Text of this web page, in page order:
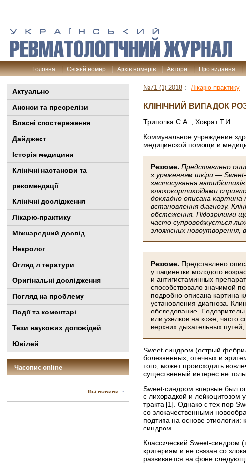
Головна Свіжий номер Архів номерів Автори Про видання
Актуально
Анонси та пресрелізи
Власні спостереження
Дайджест
Історія медицини
Клінiчні настанови та
рекомендації
Клінічні дослідження
Лікарю-практику
Міжнародний досвід
Некролог
Огляд літератури
Оригінальні дослідження
Погляд на проблему
Події та коментарі
Тези наукових доповідей
Ювілей
Часопис online
Всі новини
№71 (1) 2018 : Лікарю-практику
КЛІНІЧНИЙ ВИПАДОК
Триполка С.А.
Ховрат Т.И.
Коммунальное учреждение
медицинской помощи и
Резюме. Представлено
з ураженням шкіри — Sweet-
застосування
глюкокортикоїдами
докладно описана картина
встановлення діагнозу.
обстеження. Підозрілими
часто супроводжується
злоякісних новоутворення,
Резюме. Представлено
у пациентки молодого
и антигистаминных
способствовало значимой
подробно описана картина
установления диагноза.
обследование.
или узелков на коже; часто
верхних дыхательных
Sweet-синдром (острый
болезненных, отечных и
того, может происходить
существенный интерес не
Sweet-синдром впервые был
с лихорадкой и лейкоцитозом
тракта [1]. Однако с тех пор
со злокачественными
подтипа на основе
синдром.
Классический Sweet-синдром
критериям и не связан со
развивается на фоне